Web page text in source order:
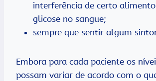
interferência de certo
glicose no sangue;
sempre que sentir algum
Embora para cada paciente os
possam variar de acordo com o